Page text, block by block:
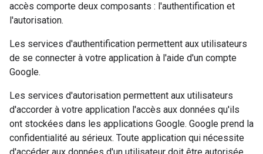
accès comporte deux composants : l'authentification et
l'autorisation.
Les services d'authentification permettent aux utilisateurs
de se connecter à votre application à l'aide d'un compte
Google.
Les services d'autorisation permettent aux utilisateurs
d'accorder à votre application l'accès aux données qu'ils
ont stockées dans les applications Google. Google prend la
confidentialité au sérieux. Toute application qui nécessite